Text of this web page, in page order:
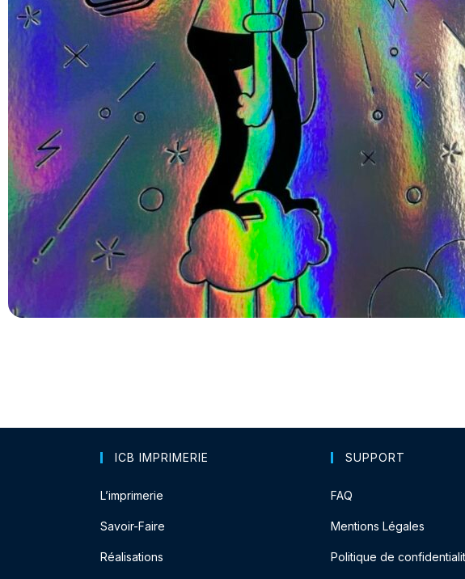
ICB IMPRIMERIE
L’imprimerie
Savoir-Faire
Réalisations
SUPPORT
FAQ
Mentions Légales
Politique de